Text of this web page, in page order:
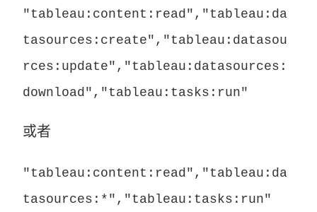
"tableau:content:read","tableau:da
tasources:create","tableau:datasou
rces:update","tableau:datasources:
download","tableau:tasks:run"
或者
"tableau:content:read","tableau:da
tasources:*","tableau:tasks:run"